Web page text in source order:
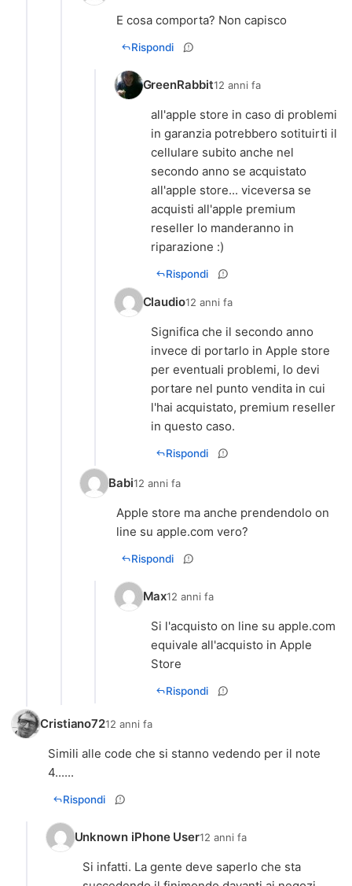
E cosa comporta? Non capisco
Rispondi
GreenRabbit12 anni fa
all'apple store in caso di problemi
in garanzia potrebbero sotituirti il
cellulare subito anche nel
secondo anno se acquistato
all'apple store... viceversa se
acquisti all'apple premium
reseller lo manderanno in
riparazione :)
Rispondi
Claudio12 anni fa
Significa che il secondo anno
invece di portarlo in Apple store
per eventuali problemi, lo devi
portare nel punto vendita in cui
l'hai acquistato, premium reseller
in questo caso.
Rispondi
Babi12 anni fa
Apple store ma anche prendendolo on
line su apple.com vero?
Rispondi
Max12 anni fa
Si l'acquisto on line su apple.com
equivale all'acquisto in Apple
Store
Rispondi
Cristiano7212 anni fa
Simili alle code che si stanno vedendo per il note
4......
Rispondi
Unknown iPhone User12 anni fa
Si infatti. La gente deve saperlo che sta